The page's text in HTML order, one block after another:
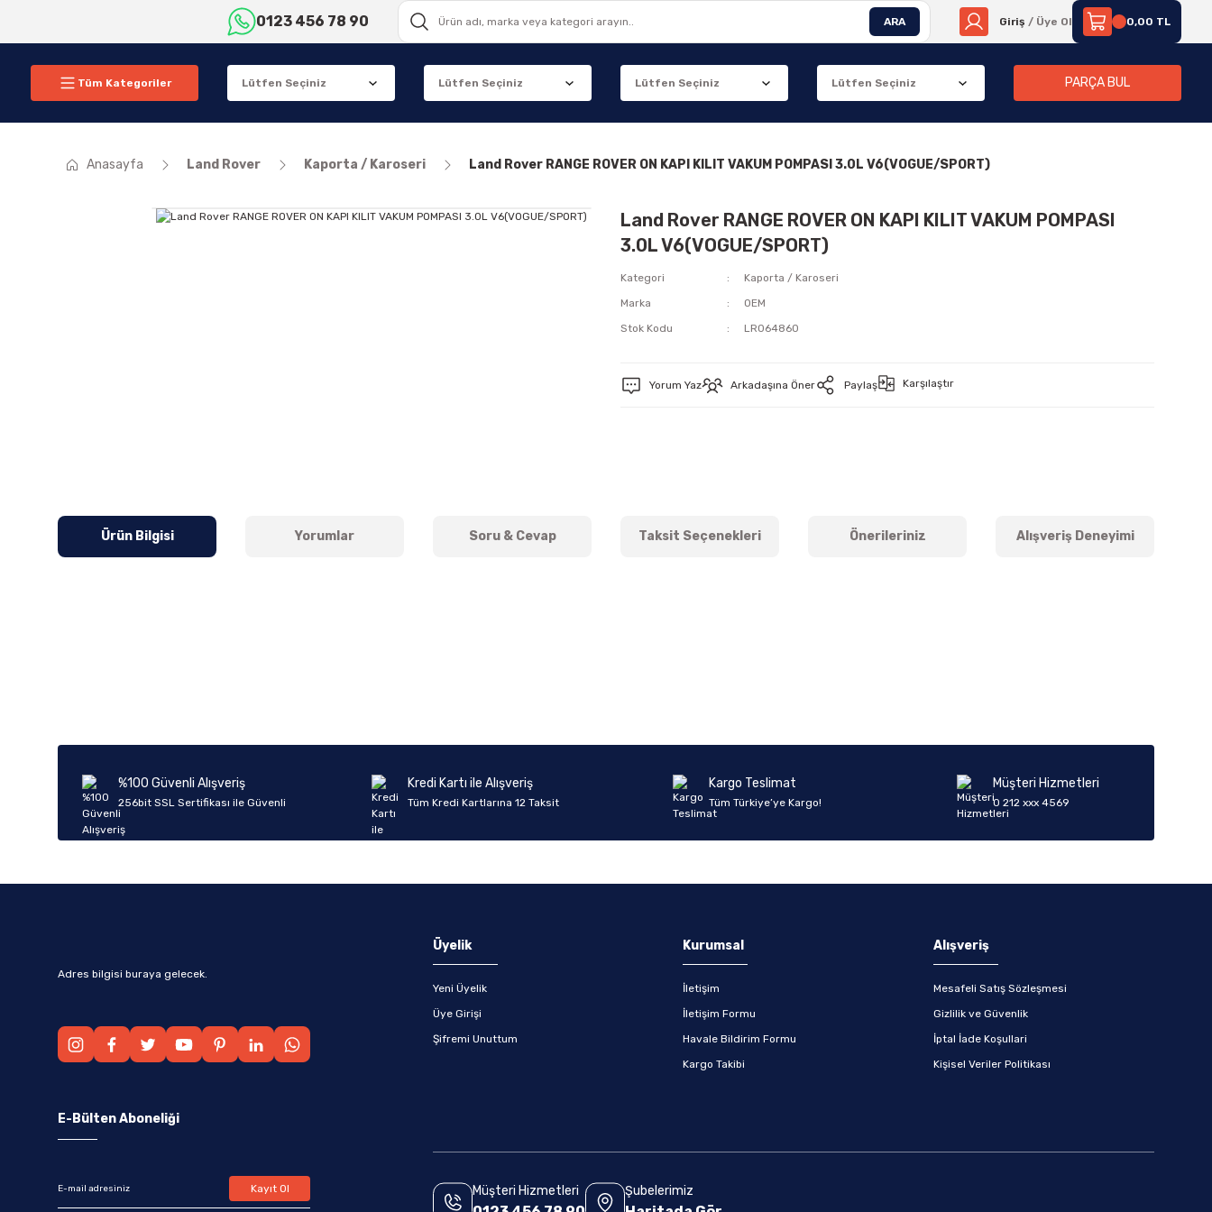
0123 456 78 90 ARA Giriş / Üye Ol 0,00 TL
Tüm Kategoriler PARÇA BUL
Anasayfa Land Rover Kaporta / Karoseri Land Rover RANGE ROVER ON KAPI KILIT VAKUM POMPASI 3.0L V6(VOGUE/SPORT)
Land Rover RANGE ROVER ON KAPI KILIT VAKUM POMPASI
3.0L V6(VOGUE/SPORT)
Kategori
Kaporta / Karoseri
Marka
OEM
Stok Kodu
LR064860
Yorum Yaz Arkadaşına Öner Paylaş Karşılaştır
Ürün Bilgisi Yorumlar Soru & Cevap Taksit Seçenekleri Önerileriniz Alışveriş Deneyimi
Ürün fiyatı diğer sitelerden daha pahalı.
Bu ürüne benzer farklı alternatifler olmalı.
%100 Güvenli Alışveriş
256bit SSL Sertifikası ile Güvenli
Kredi Kartı ile Alışveriş
Tüm Kredi Kartlarına 12 Taksit
Kargo Teslimat
Tüm Türkiye’ye Kargo!
Müşteri Hizmetleri
0 212 xxx 4569
Adres bilgisi buraya gelecek.
Üyelik
Yeni Üyelik
Üye Girişi
Şifremi Unuttum
Kurumsal
İletişim
İletişim Formu
Havale Bildirim Formu
Kargo Takibi
Alışveriş
Mesafeli Satış Sözleşmesi
Gizlilik ve Güvenlik
İptal İade Koşullari
Kişisel Veriler Politikası
E-Bülten Aboneliği
Kayıt Ol Müşteri Hizmetleri Şubelerimiz